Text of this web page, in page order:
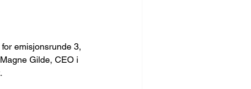
emisjonsrunde 3,
Gilde, CEO i